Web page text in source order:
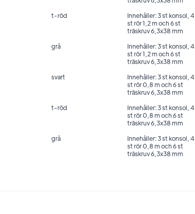
t-röd
Innehåller: 3 st konsol, 4
st rör 1,2 m och 6 st
träskruv 6,3x38 mm
grå
Innehåller: 3 st konsol, 4
st rör 1,2 m och 6 st
träskruv 6,3x38 mm
svart
Innehåller: 3 st konsol, 4
st rör 0,8 m och 6 st
träskruv 6,3x38 mm
t-röd
Innehåller: 3 st konsol, 4
st rör 0,8 m och 6 st
träskruv 6,3x38 mm
grå
Innehåller: 3 st konsol, 4
st rör 0,8 m och 6 st
träskruv 6,3x38 mm